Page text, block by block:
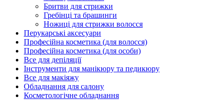
Бритви для стрижки
Гребінці та брашинги
Ножиці для стрижки волосся
Перукарські аксесуари
Професійна косметика (для волосся)
Професійна косметика (для особи)
Все для депіляції
Інструменти для манікюру та педикюру
Все для макіяжу
Обладнання для салону
Косметологічне обладнання